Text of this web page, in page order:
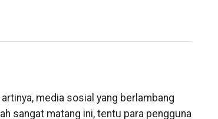
media sosial yang berlambang
sangat matang ini, tentu para pengguna